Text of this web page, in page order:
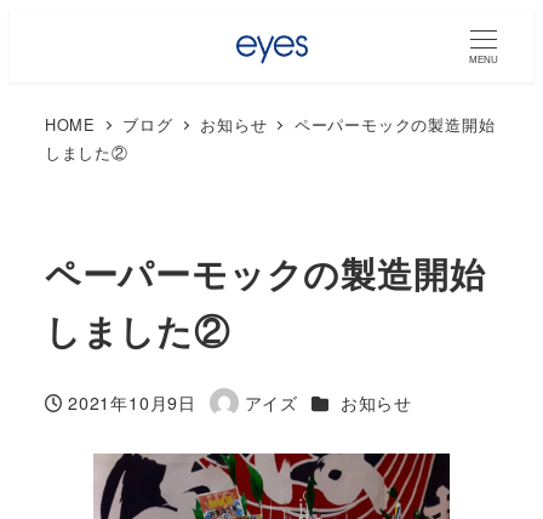
MENU
HOME ブログ お知らせ
ペーパーモックの製造開始
しました②
ペーパーモックの製造開始
しました②
投稿日
2021年10月9日
著
アイズ カテゴリー
お知らせ